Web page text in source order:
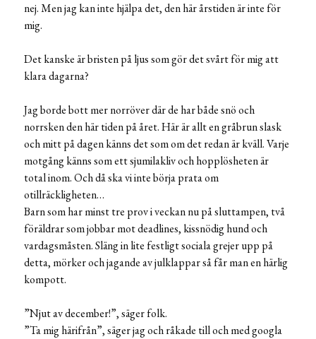
nej. Men jag kan inte hjälpa det, den här årstiden är inte för
mig.
Det kanske är bristen på ljus som gör det svårt för mig att
klara dagarna?
Jag borde bott mer norröver där de har både snö och
norrsken den här tiden på året. Här är allt en gråbrun slask
och mitt på dagen känns det som om det redan är kväll. Varje
motgång känns som ett sjumilakliv och hopplösheten är
total inom. Och då ska vi inte börja prata om
otillräckligheten…
Barn som har minst tre prov i veckan nu på sluttampen, två
föräldrar som jobbar mot deadlines, kissnödig hund och
vardagsmåsten. Släng in lite festligt sociala grejer upp på
detta, mörker och jagande av julklappar så får man en härlig
kompott.
”Njut av december!”, säger folk.
”Ta mig härifrån”, säger jag och råkade till och med googla